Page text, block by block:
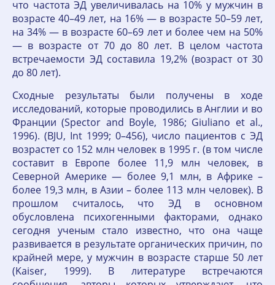
что частота ЭД увеличивалась на 10% у мужчин в
возрасте 40–49 лет, на 16% — в возрасте 50–59 лет,
на 34% — в возрасте 60–69 лет и более чем на 50%
— в возрасте от 70 до 80 лет. В целом частота
встречаемости ЭД составила 19,2% (возраст от 30
до 80 лет).
Сходные результаты были получены в ходе
исследований, которые проводились в Англии и во
Франции (Spector and Boyle, 1986; Giuliano et al.,
1996). (BJU, Int 1999; 0–456), число пациентов с ЭД
возрастет со 152 млн человек в 1995 г. (в том числе
составит в Европе более 11,9 млн человек, в
Северной Америке — более 9,1 млн, в Африке –
более 19,3 млн, в Азии – более 113 млн человек). В
прошлом считалось, что ЭД в основном
обусловлена психогенными факторами, однако
сегодня ученым стало известно, что она чаще
развивается в результате органических причин, по
крайней мере, у мужчин в возрасте старше 50 лет
(Kaiser, 1999). В литературе встречаются